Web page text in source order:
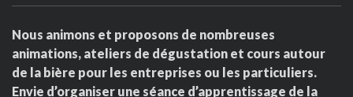
Nous animons et proposons de nombreuses
animations, ateliers de dégustation et cours autour
de la bière pour les entreprises ou les particuliers.
Envie d’organiser une séance d’apprentissage de la